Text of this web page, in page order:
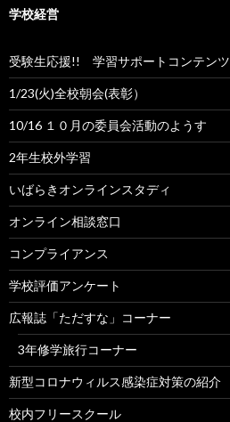
学校経営
受験生応援!! 学習サポートコンテンツ
1/23(火)全校朝会(表彰）
10/16 １０月の委員会活動のようす
2年生校外学習
いばらきオンラインスタディ
オンライン相談窓口
コンプライアンス
学校評価アンケート
広報誌「ただすな」コーナー
3年修学旅行コーナー
新型コロナウィルス感染症対策の紹介
校内フリースクール